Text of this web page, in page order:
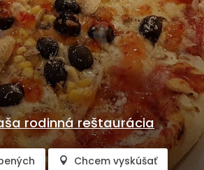
rodinná reštaurácia
Chcem vyskúšať